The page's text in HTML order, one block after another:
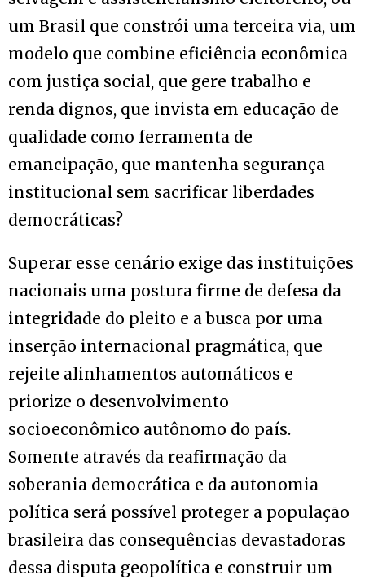
um Brasil que constrói uma terceira via, um
modelo que combine eficiência econômica
com justiça social, que gere trabalho e
renda dignos, que invista em educação de
qualidade como ferramenta de
emancipação, que mantenha segurança
institucional sem sacrificar liberdades
democráticas?
Superar esse cenário exige das instituições
nacionais uma postura firme de defesa da
integridade do pleito e a busca por uma
inserção internacional pragmática, que
rejeite alinhamentos automáticos e
priorize o desenvolvimento
socioeconômico autônomo do país.
Somente através da reafirmação da
soberania democrática e da autonomia
política será possível proteger a população
brasileira das consequências devastadoras
dessa disputa geopolítica e construir um